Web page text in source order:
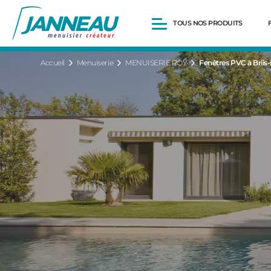
TOUS NOS PRODUITS
Portes d’entrée
Volets roulants
Portails et portillons
Carports
Clôtures
Accueil Menuiserie MENUISERIE ROY Fenêtres PVC à